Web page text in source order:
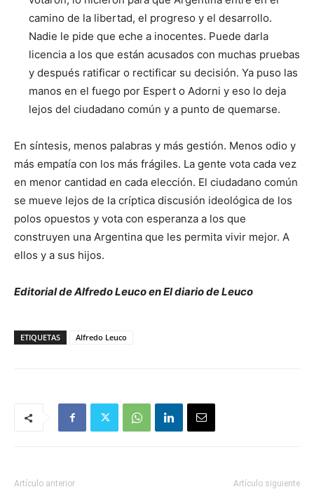
camino de la libertad, el progreso y el desarrollo.
Nadie le pide que eche a inocentes. Puede darla
licencia a los que están acusados con muchas pruebas
y después ratificar o rectificar su decisión. Ya puso las
manos en el fuego por Espert o Adorni y eso lo deja
lejos del ciudadano común y a punto de quemarse.
En síntesis, menos palabras y más gestión. Menos odio y
más empatía con los más frágiles. La gente vota cada vez
en menor cantidad en cada elección. El ciudadano común
se mueve lejos de la críptica discusión ideológica de los
polos opuestos y vota con esperanza a los que
construyen una Argentina que les permita vivir mejor. A
ellos y a sus hijos.
Editorial de Alfredo Leuco en El diario de Leuco
ETIQUETAS Alfredo Leuco
Artículo anterior Artículo siguiente